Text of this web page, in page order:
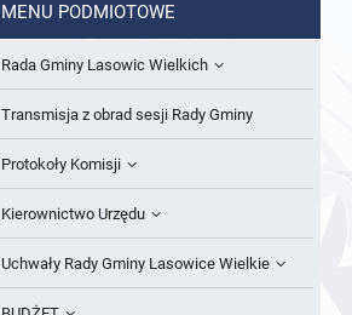
MENU PODMIOTOWE
Rada Gminy Lasowic Wielkich
Sesje Rady Gminy
Skład Rady Gminy
Interpelacje i Zapytania Radnych
Komisje Rady Gminy i informacja o
Transmisja z obrad sesji Rady Gminy
Protokoły Komisji
Komisja Budżetu i Finansów
Komisja Oświatowa
Kierownictwo Urzędu
Wójt
Uchwały Rady Gminy Lasowice Wielkie